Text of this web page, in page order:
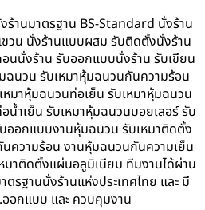
งร้านมาตรฐาน BS-Standard นั่งร้าน
วน นั่งร้านแบบผสม รับติดตั้งนั่งร้าน
นนั่งร้าน รับออกแบบนั่งร้าน รับเขียน
นวน รับเหมาหุ้มฉนวนกันความร้อน
มาหุ้มฉนวนท่อเย็น รับเหมาหุ้มฉนวน
น้ำเย็น รับเหมาหุ้มฉนวนบอยเลอร์ รับ
ออกแบบงานหุ้มฉนวน รับเหมาติดตั้ง
ความร้อน งานหุ้มฉนวนกันความเย็น
าติดตั้งแผ่นอลูมิเนียม ทีมงานได้ผ่าน
รฐานนั่งร้านแห่งประเทศไทย และ มี
อกแบบ และ ควบคุมงาน